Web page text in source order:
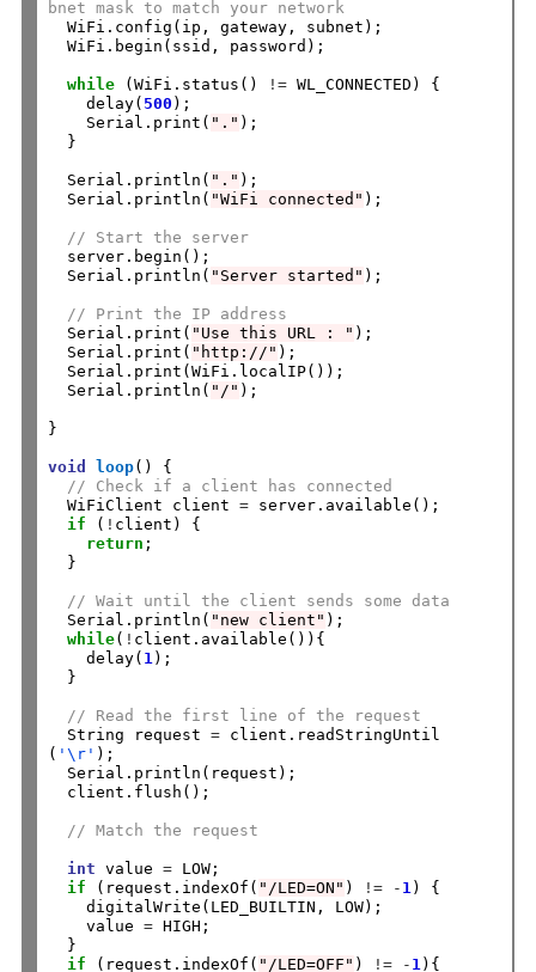
bnet mask to match your network
  WiFi.config(ip, gateway, subnet);
  WiFi.begin(ssid, password);
while (WiFi.status() != WL_CONNECTED) {
    delay(
500 );
    Serial.print(
"." );
  Serial.println(
"." );
  Serial.println(
"WiFi connected" );
// Start the server
  Serial.println(
"Server started" );
// Print the IP address
  Serial.print(
"Use this URL : " );
  Serial.print(
"http://" );
  Serial.println(
"/" );
}
void loop() {
// Check if a client has connected
  WiFiClient client
= server.available();
if ( ! client) {
return ;
// Wait until the client sends some data
  Serial.println(
"new client" );
while( ! client.available()){
    delay(
1 );
// Read the first line of the request
  String request
= client.readStringUntil
( '\r' );
// Match the request
int value = LOW;
if (request.indexOf( "/LED=ON" ) != - 1 ) {
    digitalWrite(LED_BUILTIN, LOW);
    value
= HIGH;
if (request.indexOf( "/LED=OFF" ) != - 1 ){